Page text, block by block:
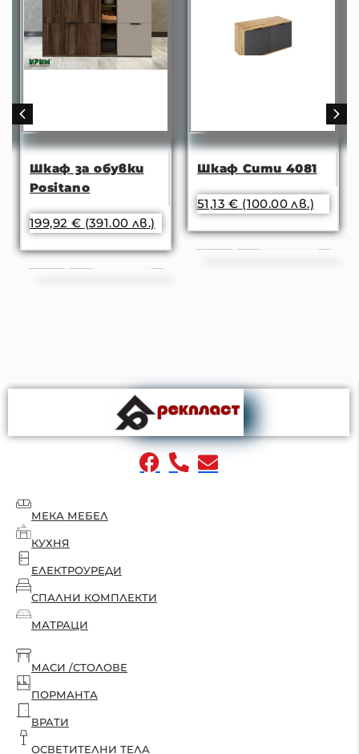
Шкаф за обувки
Positano
199,92 € (391.00 лв.)
Шкаф Сити 4081
51,13€ (100.00 лв.)
МЕКА МЕБЕЛ
КУХНЯ
ЕЛЕКТРОУРЕДИ
СПАЛНИ КОМПЛЕКТИ
МАТРАЦИ
МАСИ /СТОЛОВЕ
ПОРМАНТА
ВРАТИ
ОСВЕТИТЕЛНИ ТЕЛА